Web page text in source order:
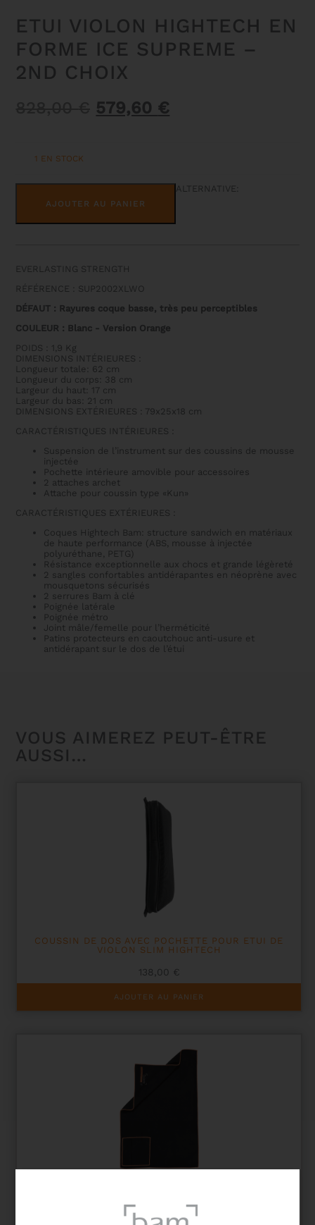
ETUI VIOLON HIGHTECH EN
FORME ICE SUPREME –
2ND CHOIX
Le
828,00 €.
579,60 €Le
579,60 €.
1 EN STOCK
QUANTITÉ
SUPREME
2ND
CHOIX
AJOUTER AU PANIER
ALTERNATIVE:
EVERLASTING STRENGTH
RÉFÉRENCE : SUP2002XLWO
DÉFAUT : Rayures coque basse, très peu perceptibles
COULEUR : Blanc - Version Orange
POIDS : 1,9 Kg
DIMENSIONS INTÉRIEURES :
Longueur totale: 62 cm
Longueur du corps: 38 cm
Largeur du haut: 17 cm
Largeur du bas: 21 cm
DIMENSIONS EXTÉRIEURES : 79x25x18 cm
CARACTÉRISTIQUES INTÉRIEURES :
Suspension de l’instrument sur des coussins de mousse
injectée
Pochette intérieure amovible pour accessoires
2 attaches archet
Attache pour coussin type «Kun»
CARACTÉRISTIQUES EXTÉRIEURES :
Coques Hightech Bam: structure sandwich en matériaux
de haute performance (ABS, mousse à injectée
polyuréthane, PETG)
Résistance exceptionnelle aux chocs et grande légèreté
2 sangles confortables antidérapantes en néoprène avec
mousquetons sécurisés
2 serrures Bam à clé
Poignée latérale
Poignée métro
Joint mâle/femelle pour l’herméticité
Patins protecteurs en caoutchouc anti-usure et
antidérapant sur le dos de l’étui
VOUS AIMEREZ PEUT-ÊTRE
AUSSI…
COUSSIN DE DOS AVEC POCHETTE POUR ETUI DE
VIOLON SLIM HIGHTECH
138,00 €
AJOUTER AU PANIER